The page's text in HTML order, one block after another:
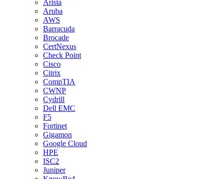
Arista
Aruba
AWS
Barracuda
Brocade
CertNexus
Check Point
Cisco
Citrix
CompTIA
CWNP
Cydrill
Dell EMC
F5
Fortinet
Gigamon
Google Cloud
HPE
ISC2
Juniper